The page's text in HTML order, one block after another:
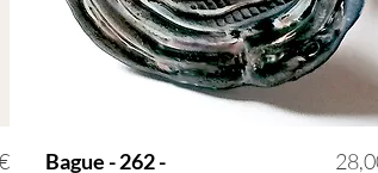
Bague - 262 - Prix